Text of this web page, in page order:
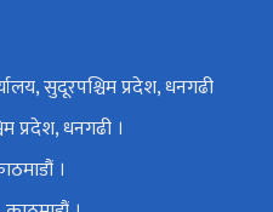
सुदूरपश्चिम प्रदेश, धनगढी
प्रदेश, धनगढी ।
।